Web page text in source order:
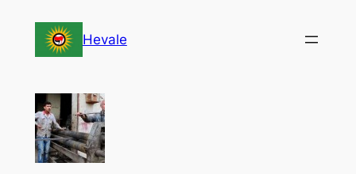
содержимому
Hevale